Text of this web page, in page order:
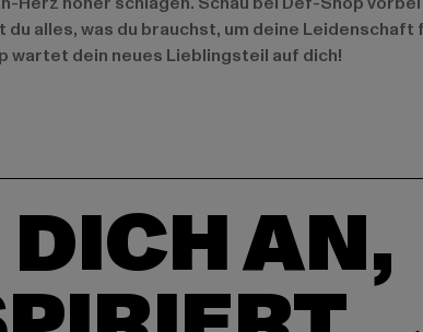
alles, was du brauchst, um deine
wartet dein neues Lieblingsteil auf dich!
AN,